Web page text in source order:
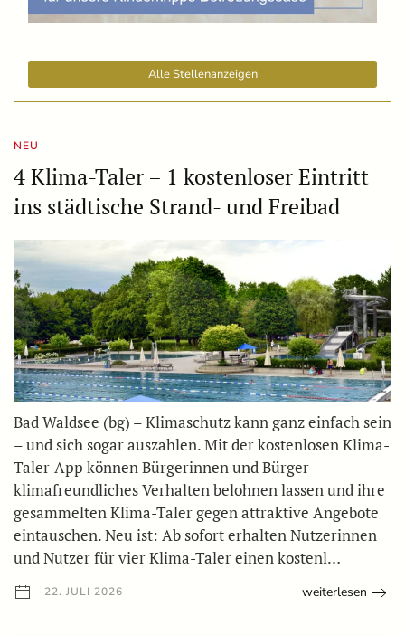
Alle Stellenanzeigen
NEU
4 Klima-Taler = 1 kostenloser Eintritt
ins städtische Strand- und Freibad
Bad Waldsee (bg) – Klimaschutz kann ganz einfach sein
– und sich sogar auszahlen. Mit der kostenlosen Klima-
Taler-App können Bürgerinnen und Bürger
klimafreundliches Verhalten belohnen lassen und ihre
gesammelten Klima-Taler gegen attraktive Angebote
eintauschen. Neu ist: Ab sofort erhalten Nutzerinnen
und Nutzer für vier Klima-Taler einen kostenl…
22. JULI 2026 weiterlesen